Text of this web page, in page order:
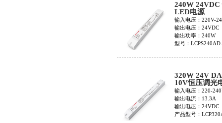
240W 24VDC
LED电源
LCPS240AD-
输入电压：220V-
输出电压：24VDC
输出功率：240W
型号：
320W 24V
10V恒压调光
LCP320AD-
输入电压：220-
输出电流：13.3A
输出电压：24VDC
产品型号：